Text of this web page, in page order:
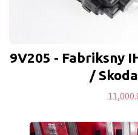
9V205 - Fabriksny
/